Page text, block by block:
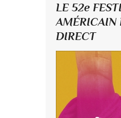
LE 52e
AMÉRICAIN
DIRECT